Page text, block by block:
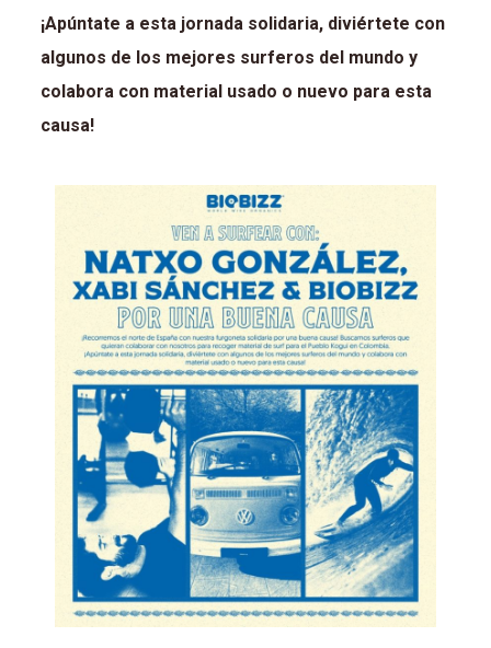
¡Apúntate a esta jornada solidaria, diviértete con
algunos de los mejores surferos del mundo y
colabora con material usado o nuevo para esta
causa!